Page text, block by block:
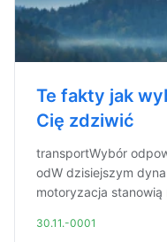
Te fakty jak
Cię zdziwić
transportWybór
odW dzisiejszym
motoryzacja
30.11.-0001